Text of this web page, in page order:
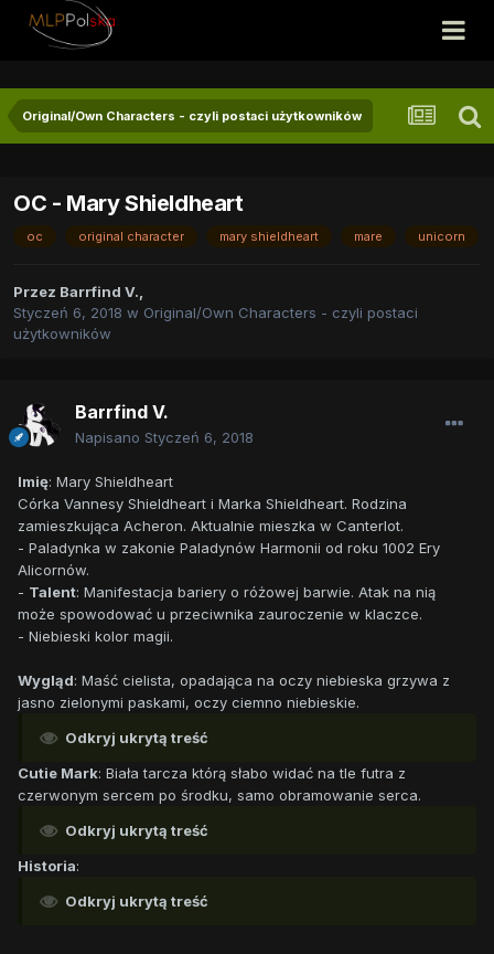
Original/Own Characters - czyli postaci użytkowników
OC - Mary Shieldheart
oc original character mary shieldheart mare unicorn
Przez Barrfind V.,
Styczeń 6, 2018 w Original/Own Characters - czyli postaci
użytkowników
Barrfind V.
Napisano Styczeń 6, 2018
Imię: Mary Shieldheart
Córka Vannesy Shieldheart i Marka Shieldheart. Rodzina
zamieszkująca Acheron. Aktualnie mieszka w Canterlot.
- Paladynka w zakonie Paladynów Harmonii od roku 1002 Ery
Alicornów.
- Talent: Manifestacja bariery o różowej barwie. Atak na nią
może spowodować u przeciwnika zauroczenie w klaczce.
- Niebieski kolor magii.
Wygląd: Maść cielista, opadająca na oczy niebieska grzywa z
jasno zielonymi paskami, oczy ciemno niebieskie.
Odkryj ukrytą treść
Cutie Mark: Biała tarcza którą słabo widać na tle futra z
czerwonym sercem po środku, samo obramowanie serca.
Odkryj ukrytą treść
Historia:
Odkryj ukrytą treść